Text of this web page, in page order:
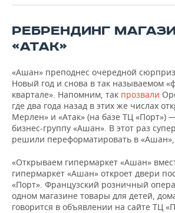
ONLINE-КОНФЕРЕНЦИИ
ВОЛЕЙБОЛ
КИБЕРСПОРТ
ФИГУРНОЕ КАТАНИЕ
ВОДНЫЕ ВИДЫ СПОРТА
ХОККЕЙ С МЯЧОМ
ИСТОРИЯ
КУЛЬТУРА
МЕДИЦИНА
ОБРАЗОВАНИЕ
ПРОИСШЕСТВИЯ
СЮЖЕТЫ
СПРАВОЧНИК
СПИСОК ПЕРСОН
СПИСОК КОМПАНИЙ
ПОЛНАЯ ВЕРСИЯ
РЕБРЕНДИНГ
«АТАК»
«Ашан» преподнес очередной
Новый год и снова в так называемом
квартале». Напомним, так прозвали
где два года назад в этих же числах
Мерлен» и «Атак» (на базе ТЦ «Порт»)
бизнес-группу «Ашан». В этот раз
решили переформатировать в «Ашан»,
«Открываем гипермаркет «Ашан»
гипермаркет «Ашан» откроет двери
«Порт». Французский розничный
одном магазине товары для детей,
говорится в объявлении на сайте ТЦ